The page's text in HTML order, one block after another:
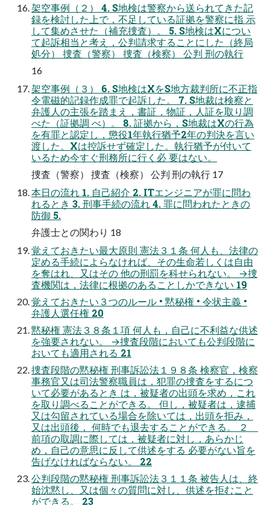
架空事例（２） 4. S地検は警察から送られてきた記
録を検討した上で，不足している証拠を警察に指 示
して集めさせた（補充捜査）。 5. S地検はXについ
て起訴相当と考え，公判請求することにした（終局
処分） 捜査（警察） 捜査（検察） 公判 刑の執行
16
架空事例（３） 6. S地検はXをS地方裁判所に不正指
令電磁的記録作成罪で起訴した。 7. S地裁は検察と
弁護人の主張を踏まえ，書証，物証，人証を取り調
べた（証拠調 べ）。 8. 証拠から，S地裁はXの行為
を有罪と認定し，懲役1年執行猶予2年の判決を言い
渡した。Xは控訴せず確定した。執行猶予が付いて
いるため今すぐ刑務所に行く必 要はない。
捜査（警察） 捜査（検察） 公判 刑の執行 17
本日の流れ 1. 自己紹介 2. ITエンジニアが罪に問わ
れるとき 3. 刑事手続の流れ 4. 罪に問われたときの
防御 5.
弁護士との関わり 18
覚えておきたい最大原則 憲法３１条 何人も、法律の
定める手続によらなければ、その生命若しくは自由
を奪はれ、又はその 他の刑罰を科せられない。 →捜
査機関は，法律に根拠のあることしかできない 19
覚えておきたい３つのルール • 黙秘権 • 令状主義 •
弁護人選任権 20
黙秘権 憲法３８条１項 何人も，自己に不利益な供述
を強要されない。 →捜査段階においても公判段階に
おいても適用される 21
捜査段階の黙秘権 刑事訴訟法１９８条 検察官，検察
事務官又は司法警察職員は，犯罪の捜査をするにつ
いて必要があるとき は，被疑者の出頭を求め，これ
を取り調べることができる。 但し，被疑者は，逮捕
又は勾留されている場合を除いては，出頭を拒み，
又は出頭後， 何時でも退去することができる。 ２
前項の取調に際しては，被疑者に対し，あらかじ
め，自己の意思に反して供述をする 必要がない旨を
告げなければならない。 22
公判段階の黙秘権 刑事訴訟法３１１条 被告人は、終
始沈黙し、又は個々の質問に対し、供述を拒むこと
ができる。 23